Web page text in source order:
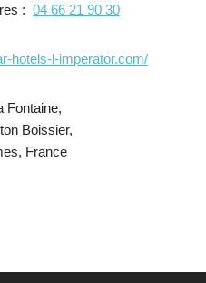
: 04 66 21 90 30
hotels-l-imperator.com/
Fontaine,
Boissier,
France